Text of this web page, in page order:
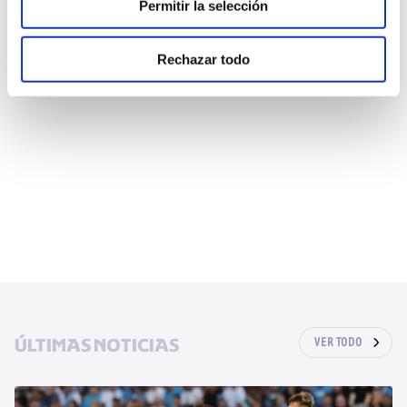
Permitir la selección
Rechazar todo
ÚLTIMAS NOTICIAS VER TODO